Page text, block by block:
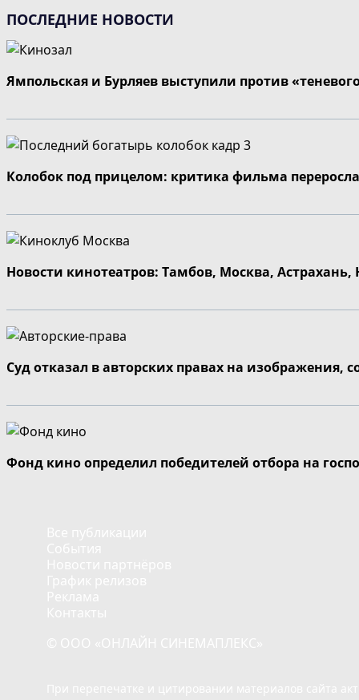
ПОСЛЕДНИЕ НОВОСТИ
Ямпольская и Бурляев выступили против
Колобок под прицелом: критика фильма
Новости кинотеатров: Тамбов, Москва,
Суд отказал в авторских правах на изображения,
Фонд кино определил победителей отбора на